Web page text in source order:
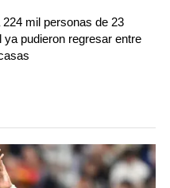
mil personas de 23
pudieron regresar entre